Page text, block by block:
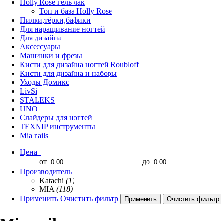
Нolly Rose гель лак
Топ и база Нolly Rose
Пилки,тёрки,бафики
Для наращивание ногтей
Для дизайна
Аксессуары
Машинки и фрезы
Кисти для дизайна ногтей Roubloff
Кисти для дизайна и наборы
Уходы Домикс
LivSi
STALEKS
UNO
Слайдеры для ногтей
TEXNIP инструменты
Mia nails
Цена
от
до
Производитель
Katachi (1)
MIA (118)
Применить Очистить фильтр